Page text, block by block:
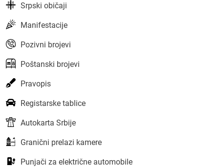
Srpski običaji
Manifestacije
Pozivni brojevi
Poštanski brojevi
Pravopis
Registarske tablice
Autokarta Srbije
Granični prelazi kamere
Punjači za električne automobile